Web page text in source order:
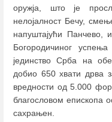
оружја, што је
нелојалност Бечу,
напуштајући Панчево,
Богородичиног
јединство Срба на
добио 650 хвати дрва
вредности од 5.000
благословом епископа
сахрањен.